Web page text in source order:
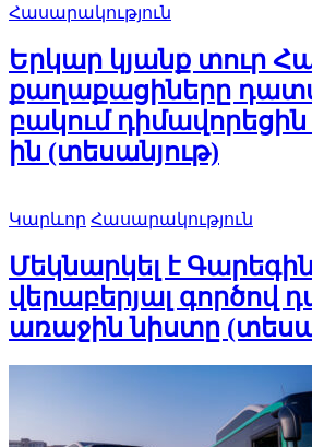
Հասարակություն
Երկար կյանք տուր
քաղաքացիները
բակում
ին (տեսանյութ)
Կարևոր Հասարակություն
Մեկնարկել է
վերաբերյալ գործով
առաջին նիստը